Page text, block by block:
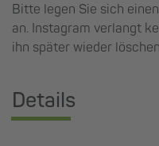
Bitte legen Sie sich
an. Instagram verlangt
ihn später wieder
Details